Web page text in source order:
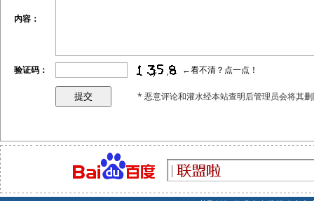
内容：
验证码： ←看不清？点一点！
* 恶意评论和灌水经本站查明后管理员会将其